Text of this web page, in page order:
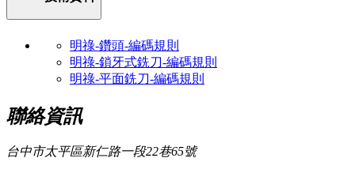
明祿-鑽頭-編碼規則
明祿-鎖牙式銑刀-編碼規則
明祿-平面銑刀-編碼規則
聯絡資訊
台中市太平區新仁路一段22巷65號